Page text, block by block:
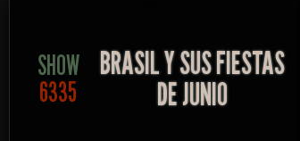
SHOW
6335
BRASIL Y SUS FIESTAS
DE JUNIO